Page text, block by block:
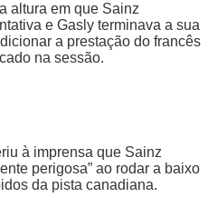
altura em que Sainz
e Gasly terminava a sua
a prestação do francês
na sessão.
à imprensa que Sainz
perigosa” ao rodar a baixo
da pista canadiana.